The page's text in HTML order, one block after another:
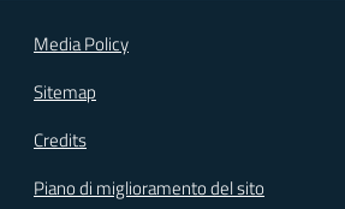
Media Policy
Sitemap
Credits
Piano di miglioramento del sito